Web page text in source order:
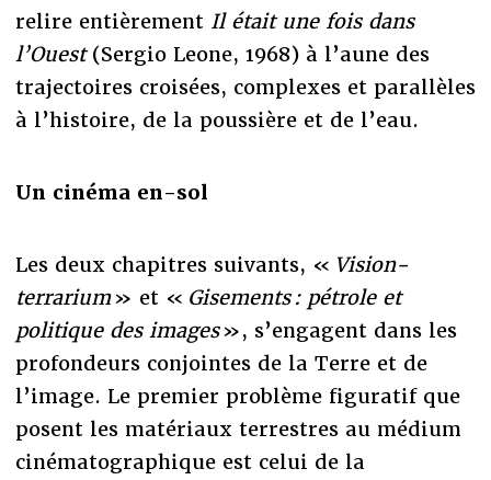
relire entièrement Il était une fois dans
l’Ouest(Sergio Leone, 1968) à l’aune des
trajectoires croisées, complexes et parallèles
à l’histoire, de la poussière et de l’eau.
Un cinéma en-sol
Les deux chapitres suivants, « Vision-
terrarium» et « Gisements : pétrole et
politique des images», s’engagent dans les
profondeurs conjointes de la Terre et de
l’image. Le premier problème figuratif que
posent les matériaux terrestres au médium
cinématographique est celui de la